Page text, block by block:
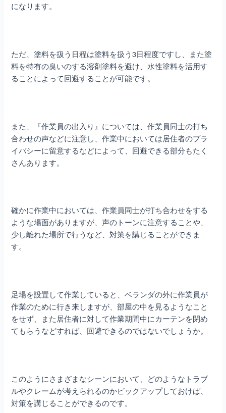
になります。
ただ、塗料を扱う日程は塗料を扱う3日程度ですし、また塗
料を特有の臭いのする溶剤塗料を避け、水性塗料を活用す
ることによって回避することが可能です。
また、『作業員の出入り』については、作業員同士の打ち
合わせの声などに注意し、作業中においては居住者のプラ
イバシーに留意するなどによって、回避できる部分もたく
さんあります。
確かに作業中においては、作業員同士が打ち合わせをする
ような場面がありますが、声のトーンに注意することや、
少し離れた場所で行うなど、対策を講じることができま
す。
足場を設置して作業していると、ベランダの外に作業員が
作業のために行き来しますが、部屋の中を見るようなこと
をせず、また居住者に対して作業期間中にカーテンを閉め
てもらうなどすれば、回避できるのではないでしょうか。
このようにさまざまなシーンにおいて、どのようなトラブ
ルやクレームが考えられるのかピックアップしておけば、
対策を講じることができるのです。